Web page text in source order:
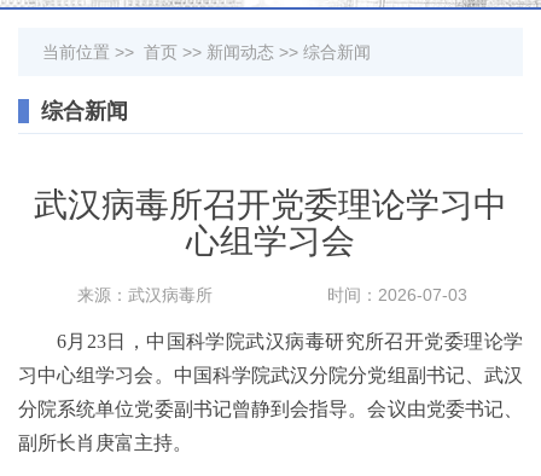
当前位置 >> 首页 >> 新闻动态 >> 综合新闻
综合新闻
武汉病毒所召开党委理论学习中
心组学习会
来源：武汉病毒所 时间：2026-07-03
6月23日，中国科学院武汉病毒研究所召开党委理论学
习中心组学习会。中国科学院武汉分院分党组副书记、武汉
分院系统单位党委副书记曾静到会指导。会议由党委书记、
副所长肖庚富主持。